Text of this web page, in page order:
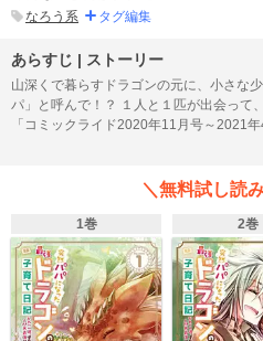
なろう系 タグ編集
あらすじ | ストーリー
山深くで暮らすドラゴンの元に、小さな
パ」と呼んで！？ １人と１匹が出会って、家族にな
「コミックライド2020年11月号～2021
でを収録しています。 ドラゴン×少女 種
＼無料試し読
1巻 2巻